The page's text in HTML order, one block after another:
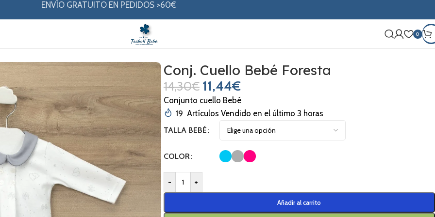
ENVÍO GRATUITO EN PEDIDOS >60€
0
Conj. Cuello Bebé Foresta
14,30€ 11,44€
Conjunto cuello Bebé
19 Artículos Vendido en el último 3 horas
TALLA BEBÉ
COLOR
- +
Añadir al carrito